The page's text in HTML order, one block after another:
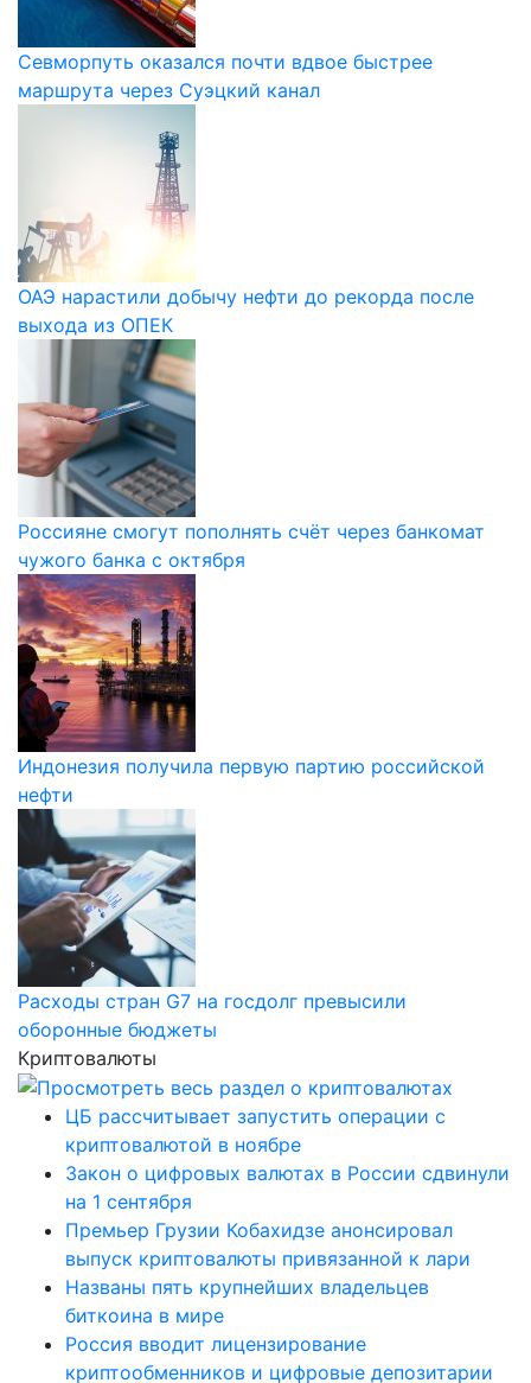
Севморпуть оказался почти вдвое быстрее
маршрута через Суэцкий канал
ОАЭ нарастили добычу нефти до рекорда после
выхода из ОПЕК
Россияне смогут пополнять счёт через банкомат
чужого банка с октября
Индонезия получила первую партию российской
нефти
Расходы стран G7 на госдолг превысили
оборонные бюджеты
Криптовалюты
ЦБ рассчитывает запустить операции с
криптовалютой в ноябре
Закон о цифровых валютах в России сдвинули
на 1 сентября
Премьер Грузии Кобахидзе анонсировал
выпуск криптовалюты привязанной к лари
Названы пять крупнейших владельцев
биткоина в мире
Россия вводит лицензирование
криптообменников и цифровые депозитарии